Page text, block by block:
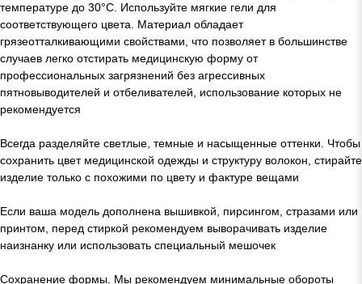
температуре до 30°C. Используйте мягкие гели для
соответствующего цвета. Материал обладает
грязеотталкивающими свойствами, что позволяет в большинстве
случаев легко отстирать медицинскую форму от
профессиональных загрязнений без агрессивных
пятновыводителей и отбеливателей, использование которых не
рекомендуется
Всегда разделяйте светлые, темные и насыщенные оттенки. Чтобы
сохранить цвет медицинской одежды и структуру волокон, стирайте
изделие только с похожими по цвету и фактуре вещами
Если ваша модель дополнена вышивкой, пирсингом, стразами или
принтом, перед стиркой рекомендуем выворачивать изделие
наизнанку или использовать специальный мешочек
Сохранение формы. Мы рекомендуем минимальные обороты